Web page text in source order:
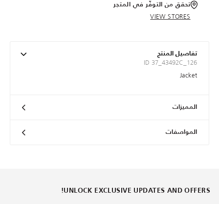
تحقق من التوفّر في المتجر
VIEW STORES
تفاصيل المنتج
ID 37_43492C_126
Jacket
المميزات
المواصفات
UNLOCK EXCLUSIVE UPDATES AND OFFERS!